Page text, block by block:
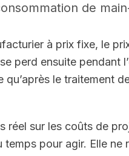
de
à prix fixe, le
perd ensuite pendant
qu’après le traitement
réel sur les coûts de
temps pour agir. Elle